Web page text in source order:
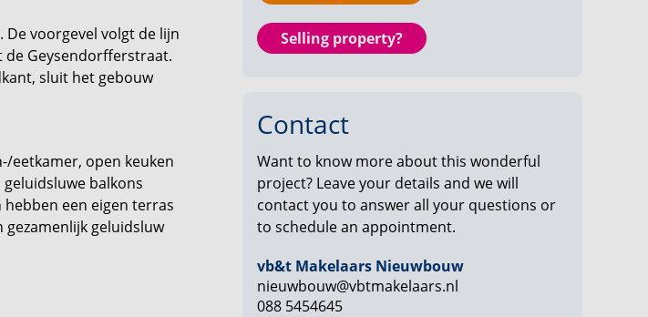
De voorgevel volgt de lijn
de Geysendorfferstraat.
sluit het gebouw
eetkamer, open keuken
balkons
een eigen terras
geluidsluw
Selling property?
Contact
Want to know more about this wonderful
project? Leave your details and we will
contact you to answer all your questions or
to schedule an appointment.
vb&t Makelaars Nieuwbouw
nieuwbouw@vbtmakelaars.nl
088 5454645